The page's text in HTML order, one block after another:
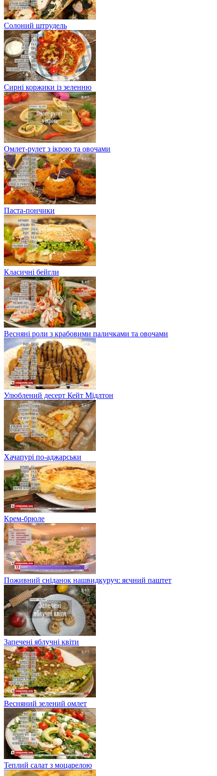
Солоний штрудель
Сирні коржики із зеленню
Омлет-рулет з ікрою та овочами
Паста-пончики
Класичні бейгли
Весняні роли з крабовими паличками та овочами
Улюблений десерт Кейт Мідлтон
Хачапурі по-аджарськи
Крем-брюле
Поживний сніданок нашвидкуруч: яєчний паштет
Запечені яблучні квіти
Весняний зелений омлет
Теплий салат з моцарелою